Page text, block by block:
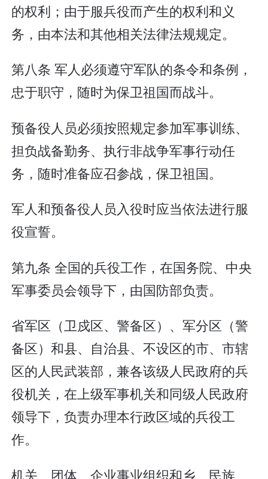
的权利；由于服兵役而产生的权利和义
务，由本法和其他相关法律法规规定。
第八条 军人必须遵守军队的条令和条例，
忠于职守，随时为保卫祖国而战斗。
预备役人员必须按照规定参加军事训练、
担负战备勤务、执行非战争军事行动任
务，随时准备应召参战，保卫祖国。
军人和预备役人员入役时应当依法进行服
役宣誓。
第九条 全国的兵役工作，在国务院、中央
军事委员会领导下，由国防部负责。
省军区（卫戍区、警备区）、军分区（警
备区）和县、自治县、不设区的市、市辖
区的人民武装部，兼各该级人民政府的兵
役机关，在上级军事机关和同级人民政府
领导下，负责办理本行政区域的兵役工
作。
机关、团体、企业事业组织和乡、民族